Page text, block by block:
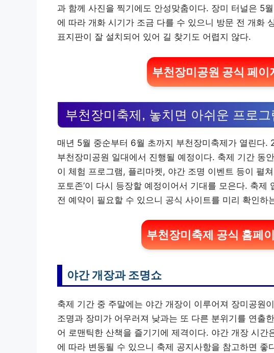
과 함께 사진을 찍기에도 안성맞춤이다. 장미 터널은 5
에 따라 개화 시기가 조금 다를 수 있으니 방문 전 개화
표지판이 잘 설치되어 있어 길 찾기도 어렵지 않다.
부천장미공원 공식 페
부천장미축제, 놓치면 아쉬운 프로그
매년 5월 중순부터 6월 초까지 부천장미축제가 열린다
부천장미공원 일대에서 진행될 예정이다. 축제 기간 동
이 체험 프로그램, 플리마켓, 야간 조명 이벤트 등이 펼
포토존’이 다시 등장할 예정이어서 기대를 모은다. 축
전 예약이 필요할 수 있으니 공식 사이트를 미리 확인하
부천장미축제 공식 홈페
야간 개장과 조명쇼
축제 기간 중 주말에는 야간 개장이 이루어져 장미공원
조명과 장미가 어우러져 낮과는 또 다른 분위기를 연출
어 로맨틱한 산책을 즐기기에 제격이다. 야간 개장 시간
에 따라 변동될 수 있으니 축제 공지사항을 참고하면 좋